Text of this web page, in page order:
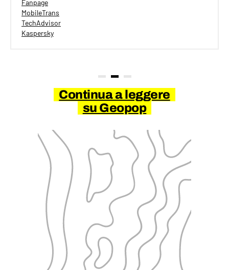
Fanpage
MobileTrans
TechAdvisor
Kaspersky
Continua a leggere
su Geopop